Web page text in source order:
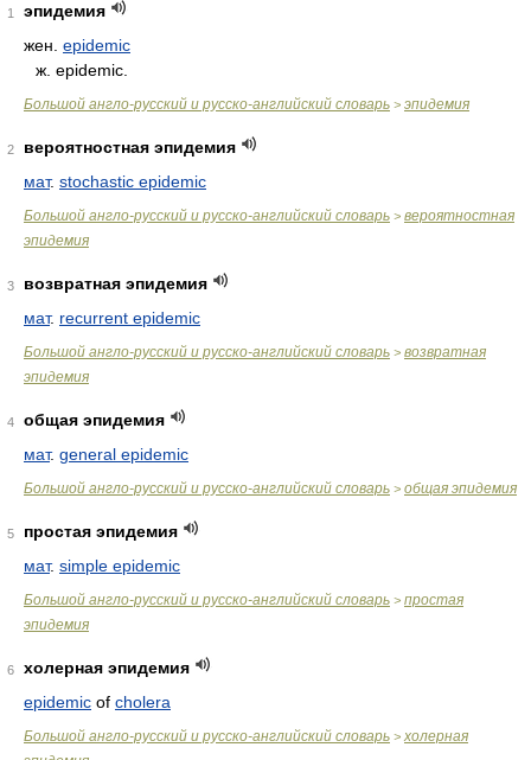
1
эпидемия
жен. epidemic
ж. epidemic.
Большой англо-русский и русско-английский словарь > эпидемия
2
вероятностная эпидемия
мат. stochastic epidemic
Большой англо-русский и русско-английский словарь > вероятностная
эпидемия
3
возвратная эпидемия
мат. recurrent epidemic
Большой англо-русский и русско-английский словарь > возвратная
эпидемия
4
общая эпидемия
мат. general epidemic
Большой англо-русский и русско-английский словарь > общая эпидемия
5
простая эпидемия
мат. simple epidemic
Большой англо-русский и русско-английский словарь > простая
эпидемия
6
холерная эпидемия
epidemic of cholera
Большой англо-русский и русско-английский словарь > холерная